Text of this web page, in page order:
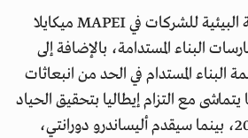
وتناقش مديرة الاستدامة البيئية للشركات في MAPEI ميكايلا
البناء المستدامة، بالإضافة إلى
البناء المستدام في الحد من انبعاثات
مع التزام إيطاليا بتحقيق الحياد
الكربوني بحلول عام 2050، بينما سيقدم أليساندرو دورانتي،